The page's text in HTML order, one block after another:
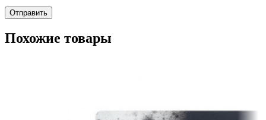
Похожие товары